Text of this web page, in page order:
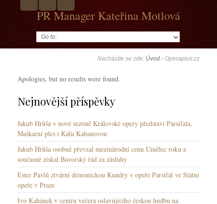
PR Manager Kateřina Motlová
Nacházíte se zde: Úvod ›Operaplus.cz
Apologies, but no results were found.
Nejnovější příspěvky
Jakub Hrůša v nové sezoně Královské opery představí Parsifala,
Maškarní ples i Káťu Kabanovou
Jakub Hrůša osobně převzal mezinárodní cenu Umělec roku a
současně získal Bavorský řád za zásluhy
Ester Pavlů ztvární démonickou Kundry v opeře Parsifal ve Státní
opeře v Praze
Ivo Kahánek v centru večera oslavujícího českou hudbu na